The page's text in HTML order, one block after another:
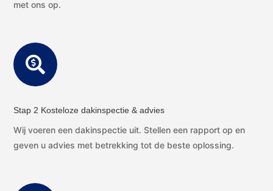
met ons op.

Stap 2 Kosteloze dakinspectie & advies
Wij voeren een dakinspectie uit. Stellen een rapport op en
geven u advies met betrekking tot de beste oplossing.